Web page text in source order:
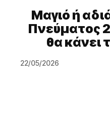
Μαγιό ή
Πνεύματος
θα κάνει
22/05/2026